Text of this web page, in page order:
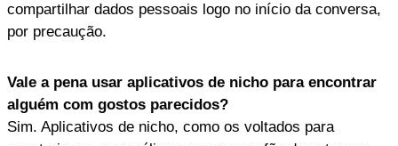
compartilhar dados pessoais logo no início da conversa,
por precaução.
Vale a pena usar aplicativos de nicho para encontrar
alguém com gostos parecidos?
Sim. Aplicativos de nicho, como os voltados para